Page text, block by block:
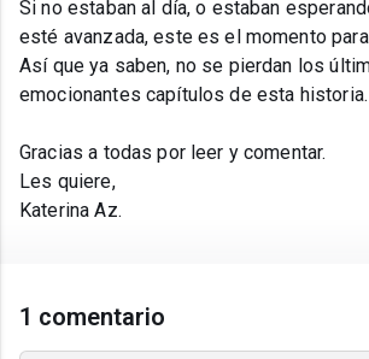
Si no estaban al día, o estaban
esté avanzada, este es el momento
Así que ya saben, no se pierdan los
emocionantes capítulos de esta historia.
Gracias a todas por leer y comentar.
Les quiere,
Katerina Az.
1 comentario